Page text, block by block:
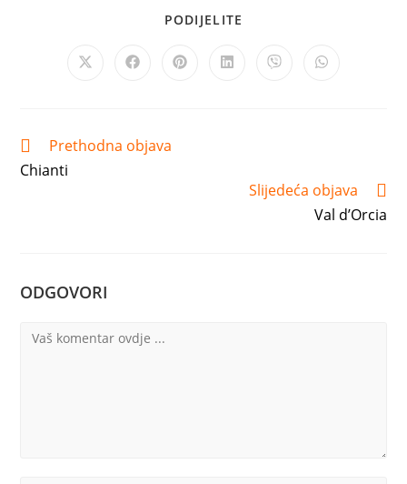
PODIJELITE
Opens
Opens Opens Opens Opens Opens
Pročitaj
više
članaka
Prethodna objava
Chianti
Slijedeća objava
Val d’Orcia
ODGOVORI
Komentar